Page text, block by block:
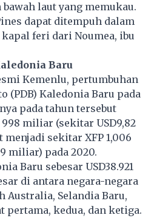
laut yang memukau.
dapat ditempuh dalam
feri dari Noumea, ibu
Baru
Kemenlu, pertumbuhan
(PDB) Kaledonia Baru pada
nya pada tahun tersebut
miliar (sekitar USD9,82
sekitar XFP 1,006
miliar) pada 2020.
Baru sebesar USD38.921
di antara negara-negara
Australia, Selandia Baru,
pertama, kedua, dan ketiga.